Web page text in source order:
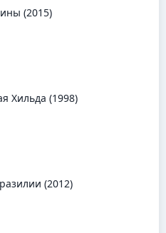
(2015)
Хильда (1998)
(2012)